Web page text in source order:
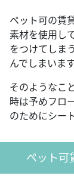
ペット可の賃
素材を使用し
をつけてしま
んでしまいます
そのようなこ
時は予めフロ
のためにシー
ペット可